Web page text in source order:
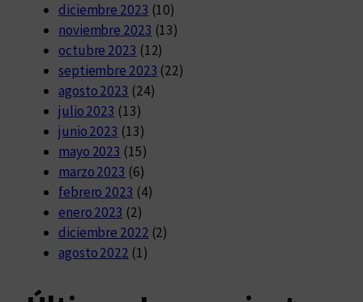
diciembre 2023 (10)
noviembre 2023 (13)
octubre 2023 (12)
septiembre 2023 (22)
agosto 2023 (24)
julio 2023 (13)
junio 2023 (13)
mayo 2023 (15)
marzo 2023 (6)
febrero 2023 (4)
enero 2023 (2)
diciembre 2022 (2)
agosto 2022 (1)